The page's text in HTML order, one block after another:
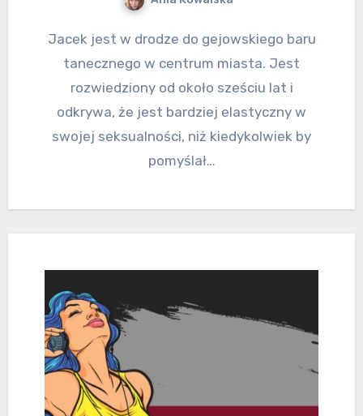
Jacek jest w drodze do gejowskiego baru
tanecznego w centrum miasta. Jest
rozwiedziony od około sześciu lat i
odkrywa, że jest bardziej elastyczny w
swojej seksualności, niż kiedykolwiek by
pomyślał…